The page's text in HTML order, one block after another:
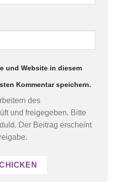
und Website in diesem
Kommentar speichern.
des
und freigegeben. Bitte
Der Beitrag erscheint